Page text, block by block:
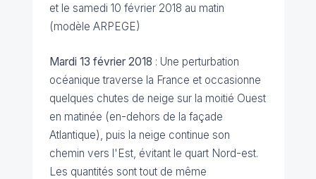
et le samedi 10 février 2018 au matin
(modèle ARPEGE)
Mardi 13 février 2018 : Une perturbation
océanique traverse la France et occasionne
quelques chutes de neige sur la moitié Ouest
en matinée (en-dehors de la façade
Atlantique), puis la neige continue son
chemin vers l'Est, évitant le quart Nord-est.
Les quantités sont tout de même